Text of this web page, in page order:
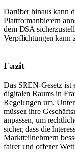
Darüber hinaus kann
Plattformanbietern
dem DSA
Verpflichtungen kann
Fazit
Das SREN-Gesetz ist
digitalen Raums in
Regelungen um.
müssen ihre
anpassen, um
sicher, dass die
Marktteilnehmern
fairer und offener